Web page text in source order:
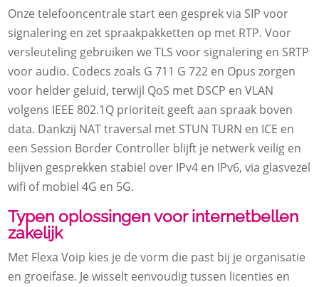
Onze telefooncentrale start een gesprek via SIP voor
signalering en zet spraakpakketten op met RTP. Voor
versleuteling gebruiken we TLS voor signalering en SRTP
voor audio. Codecs zoals G 711 G 722 en Opus zorgen
voor helder geluid, terwijl QoS met DSCP en VLAN
volgens IEEE 802.1Q prioriteit geeft aan spraak boven
data. Dankzij NAT traversal met STUN TURN en ICE en
een Session Border Controller blijft je netwerk veilig en
blijven gesprekken stabiel over IPv4 en IPv6, via glasvezel
wifi of mobiel 4G en 5G.
Typen oplossingen voor internetbellen
zakelijk
Met Flexa Voip kies je de vorm die past bij je organisatie
en groeifase. Je wisselt eenvoudig tussen licenties en